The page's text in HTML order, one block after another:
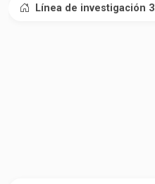
Línea de investigación 3